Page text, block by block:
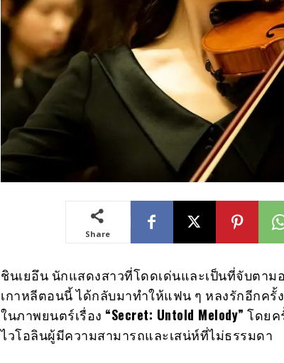
Share
ชินเยอึน นักแสดงสาวที่โดดเด่นและเป็นที่จับตาม
เกาหลีตอนนี้ ได้กลับมาทำให้แฟน ๆ หลงรักอีกครั้
ในภาพยนตร์เรื่อง “Secret: Untold Melody” โดยค
ไวโอลินผู้มีความสามารถและเสน่ห์ที่ไม่ธรรมดา